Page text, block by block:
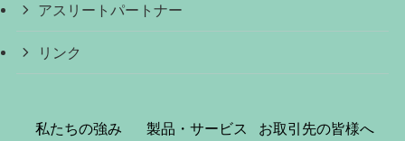
アスリートパートナー
リンク
私たちの強み
製品・サービス
お取引先の皆様へ